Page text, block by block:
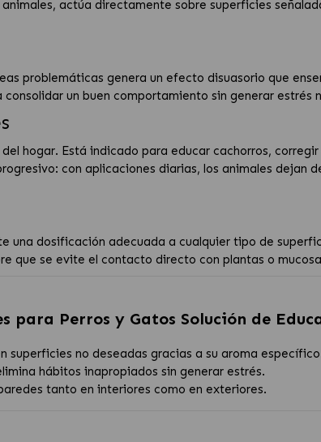
actúa directamente sobre superficies
problemáticas genera un efecto disuasorio que
un buen comportamiento sin generar estrés
hogar. Está indicado para educar cachorros,
con aplicaciones diarias, los animales dejan
una dosificación adecuada a cualquier tipo de
que se evite el contacto directo con plantas o
para Perros y Gatos Solución de
superficies no deseadas gracias a su aroma
hábitos inapropiados sin generar estrés.
tanto en interiores como en exteriores.